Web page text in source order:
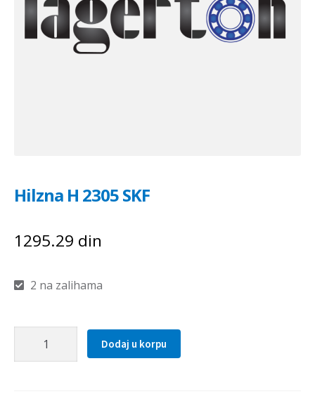
Hilzna H 2305 SKF
1295.29 din
2 na zalihama
Dodaj u korpu